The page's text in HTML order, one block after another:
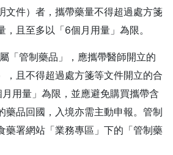
文件）者，攜帶藥量不得超過處方箋
且至多以「6個月用量」為限。
「管制藥品」，應攜帶醫師開立的
，且不得超過處方箋等文件開立的合
用量」為限，並應避免購買攜帶含
藥品回國，入境亦需主動申報。管制
藥署網站「業務專區」下的「管制藥